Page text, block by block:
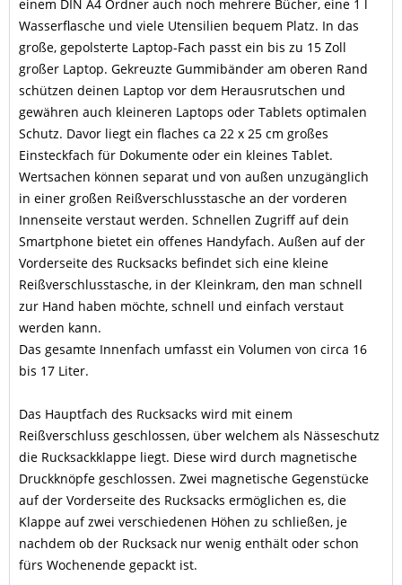
einem DIN A4 Ordner auch noch mehrere Bücher, eine 1 l
Wasserflasche und viele Utensilien bequem Platz. In das
große, gepolsterte Laptop-Fach passt ein bis zu 15 Zoll
großer Laptop. Gekreuzte Gummibänder am oberen Rand
schützen deinen Laptop vor dem Herausrutschen und
gewähren auch kleineren Laptops oder Tablets optimalen
Schutz. Davor liegt ein flaches ca 22 x 25 cm großes
Einsteckfach für Dokumente oder ein kleines Tablet.
Wertsachen können separat und von außen unzugänglich
in einer großen Reißverschlusstasche an der vorderen
Innenseite verstaut werden. Schnellen Zugriff auf dein
Smartphone bietet ein offenes Handyfach. Außen auf der
Vorderseite des Rucksacks befindet sich eine kleine
Reißverschlusstasche, in der Kleinkram, den man schnell
zur Hand haben möchte, schnell und einfach verstaut
werden kann.
Das gesamte Innenfach umfasst ein Volumen von circa 16
bis 17 Liter.
Das Hauptfach des Rucksacks wird mit einem
Reißverschluss geschlossen, über welchem als Nässeschutz
die Rucksackklappe liegt. Diese wird durch magnetische
Druckknöpfe geschlossen. Zwei magnetische Gegenstücke
auf der Vorderseite des Rucksacks ermöglichen es, die
Klappe auf zwei verschiedenen Höhen zu schließen, je
nachdem ob der Rucksack nur wenig enthält oder schon
fürs Wochenende gepackt ist.